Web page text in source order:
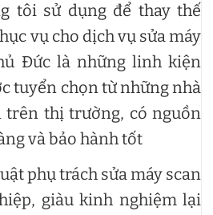
tôi sử dụng để thay thế
vụ cho dịch vụ sửa máy
Đức là những linh kiện
tuyển chọn từ những nhà
trên thị trường, có nguồn
và bảo hành tốt
phụ trách sửa máy scan
giàu kinh nghiệm lại